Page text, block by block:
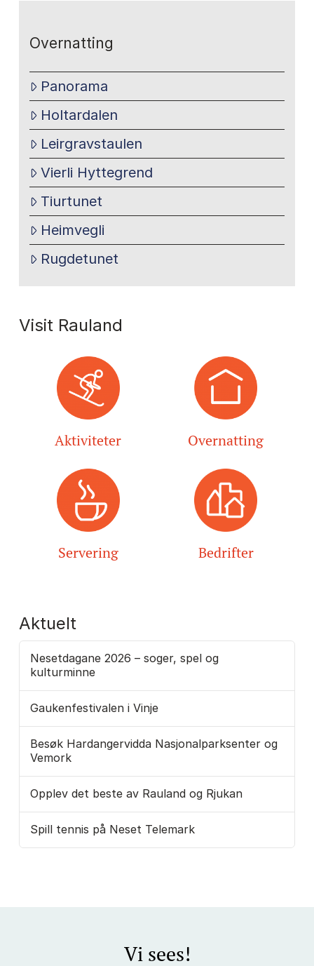
Overnatting
Panorama
Holtardalen
Leirgravstaulen
Vierli Hyttegrend
Tiurtunet
Heimvegli
Rugdetunet
Visit Rauland
Aktiviteter Overnatting
Servering Bedrifter
Aktuelt
Nesetdagane 2026 – soger, spel og
kulturminne
Gaukenfestivalen i Vinje
Besøk Hardangervidda Nasjonalparksenter og
Vemork
Opplev det beste av Rauland og Rjukan
Spill tennis på Neset Telemark
Vi sees!